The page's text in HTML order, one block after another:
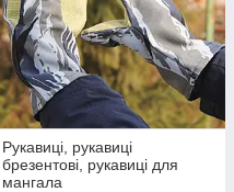
Рукавиці, рукавиці
брезентові, рукавиці для
мангала